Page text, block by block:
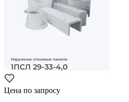
Цена по запросу